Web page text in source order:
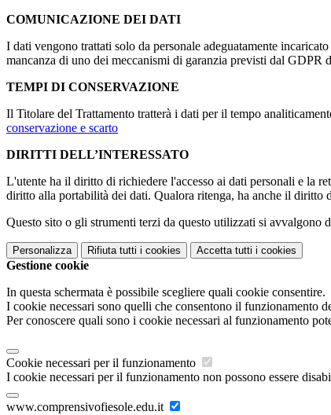
COMUNICAZIONE DEI DATI
I dati vengono trattati solo da personale adeguatamente
mancanza di uno dei meccanismi di garanzia previsti dal GDPR
TEMPI DI CONSERVAZIONE
Il Titolare del Trattamento tratterà i dati per il tempo
conservazione e scarto
DIRITTI DELL’INTERESSATO
L'utente ha il diritto di richiedere l'accesso ai dati personali e la
diritto alla portabilità dei dati. Qualora ritenga, ha anche il diritto
Questo sito o gli strumenti terzi da questo utilizzati si
Personalizza Rifiuta tutti i cookies Accetta tutti i cookies
Gestione cookie
In questa schermata è possibile scegliere quali cookie consentire.
I cookie necessari sono quelli che consentono il funzionamento
Per conoscere quali sono i cookie necessari al funzionamento
Cookie necessari per il funzionamento
I cookie necessari per il funzionamento non possono essere
www.comprensivofiesole.edu.it